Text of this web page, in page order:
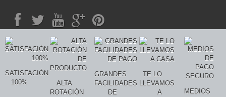
SATISFACIÓN
100%
ALTA
ROTACIÓN
GRANDES
FACILIDADES
DE
TE LO
LLEVAMOS
A
MEDIOS